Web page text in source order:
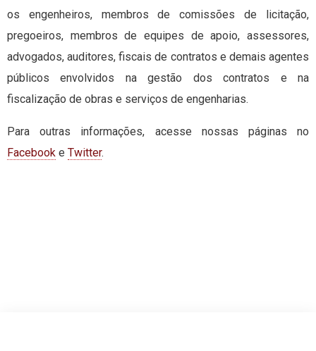
os engenheiros, membros de comissões de licitação,
pregoeiros, membros de equipes de apoio, assessores,
advogados, auditores, fiscais de contratos e demais agentes
públicos envolvidos na gestão dos contratos e na
fiscalização de obras e serviços de engenharias.
Para outras informações, acesse nossas páginas no
Facebook e Twitter.